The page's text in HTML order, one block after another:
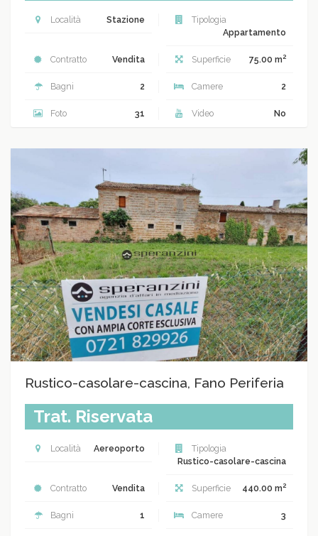
Località Stazione
Tipologia
Appartamento
Contratto Vendita Superficie 75.00 m2
Bagni 2 Camere 2
Foto 31 Video No
Rustico-casolare-cascina, Fano Periferia
Trat. Riservata
Località Aereoporto
Tipologia
Rustico-casolare-cascina
Contratto Vendita Superficie 440.00 m2
Bagni 1 Camere 3